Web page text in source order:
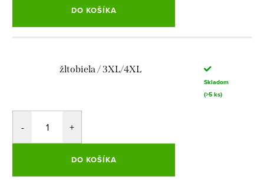
DO KOŠÍKA
žltobiela / 3XL/4XL
Skladom
(>5 ks)
DO KOŠÍKA